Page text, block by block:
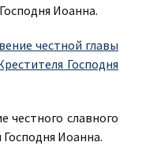
Иоанна.
честной главы
Господня
честного славного
Иоанна.